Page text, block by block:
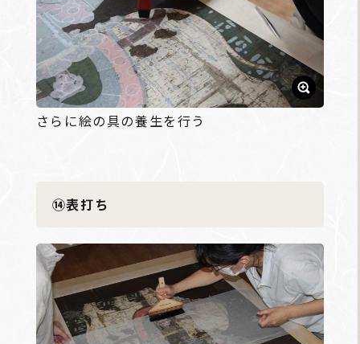
さらに絵の具の養生を行う
⑭表打ち